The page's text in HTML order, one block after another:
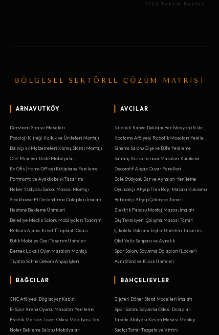
7/24 Teknik Destek
BÖLGESEL SEKTÖREL ÇÖZÜM MATRİSİ
ARNAVUTKÖY
Dershane Sıra ve Masaları
Podoloji Kliniği Koltuk ve Üniteleri Montajı
Balıkçılık Malzemeleri Kamış Standı Montajı
Otel Mini Bar Ünite Mobilyaları
Ev Ofis (Home Office) Kütüphane Yenileme
Portmanto ve Ayakkabılık Tasarımı
Haber Stüdyosu Sunucu Masası Montajı
Steakhouse Et Dinlendirme Dolapları İmalatı
Hastane Bekleme Üniteleri
Belediye Meclis Salonu Mobilyaları Tasarımı
Reklam Ajansı Kreatif Toplantı Odası
Butik Mobilya Özel Tasarım Üniteleri
Dernek Lokali Oyun Masaları Montajı
Tiyatro Sahne Dekoru Ahşap İşleri
AVCILAR
Sinema Salonu Gişe ve Büfe Yenileme
Satranç Kursu Turnuva Masaları Kurulumu
Decoratif Ahşap Duvar Panelleri
Bale Stüdyosu Bar ve Aynaları Yenileme
Oyuncakçı Ahşap Tren Rayı Masası Kurulumu
Baharatçı Ahşap Çekmece Tamiri
Elektrik Panosu Montaj Masası İmalatı
Diş Teknisyeni Çalışma Masası Tamiri
Çikolata Dükkanı Teşhir Üniteleri Tasarımı
Otel Valiz Sehpası ve Aynalık
Spor Salonu Soyunma Dolapları (Locker)
Avm Stand ve Kiosk Üniteleri
BAĞCILAR
CNC Atölyesi Bilgisayar Kabini
E-Spor Arena Oyuncu Masaları Yenileme
Noter Bekleme Salonu Mobilyaları
BAHÇELIEVLER
Bijuteri Döner Stand Modelleri İmalatı
Spor Salonu Soyunma Odası Dolapları
Tabela Atölyesi Kesim Masası Montajı
Saatçi Tamir Tezgahı ve Vitrini